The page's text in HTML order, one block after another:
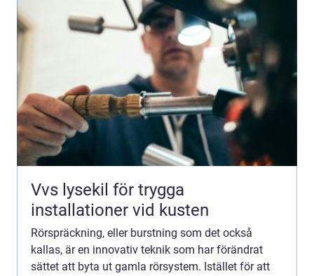
Vvs lysekil för trygga
installationer vid kusten
Rörspräckning, eller burstning som det också
kallas, är en innovativ teknik som har förändrat
sättet att byta ut gamla rörsystem. Istället för att